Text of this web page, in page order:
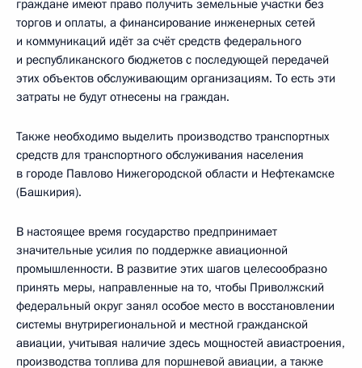
граждане имеют право получить земельные участки без
торгов и оплаты, а финансирование инженерных сетей
и коммуникаций идёт за счёт средств федерального
и республиканского бюджетов с последующей передачей
этих объектов обслуживающим организациям. То есть эти
затраты не будут отнесены на граждан.
Также необходимо выделить производство транспортных
средств для транспортного обслуживания населения
в городе Павлово Нижегородской области и Нефтекамске
(Башкирия).
В настоящее время государство предпринимает
значительные усилия по поддержке авиационной
промышленности. В развитие этих шагов целесообразно
принять меры, направленные на то, чтобы Приволжский
федеральный округ занял особое место в восстановлении
системы внутрирегиональной и местной гражданской
авиации, учитывая наличие здесь мощностей авиастроения,
производства топлива для поршневой авиации, а также